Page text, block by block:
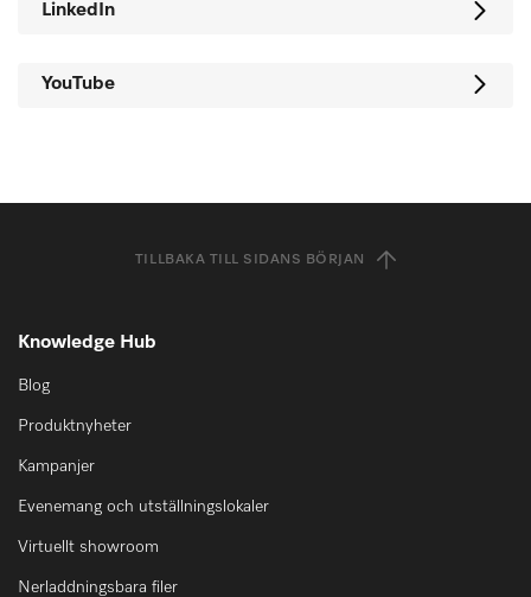
LinkedIn
YouTube
TILLBAKA TILL SIDANS BÖRJAN
Knowledge Hub
Blog
Produktnyheter
Kampanjer
Evenemang och utställningslokaler
Virtuellt showroom
Nerladdningsbara filer